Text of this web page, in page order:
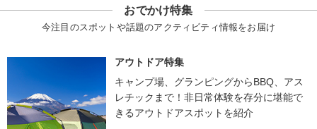
おでかけ特集
今注目のスポットや話題のアクティビティ情報をお届け
アウトドア特集
キャンプ場、グランピングからBBQ、アス
レチックまで！非日常体験を存分に堪能で
きるアウトドアスポットを紹介